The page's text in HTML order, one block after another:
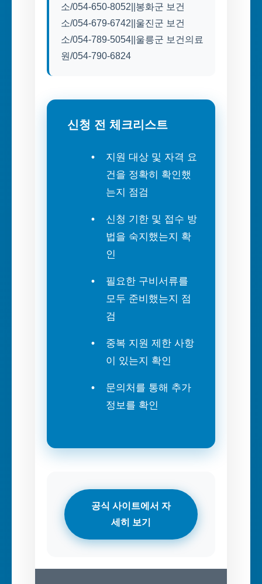
소/054-650-8052||봉화군 보건
소/054-679-6742||울진군 보건
소/054-789-5054||울릉군 보건의료
원/054-790-6824
신청 전 체크리스트
지원 대상 및 자격 요
건을 정확히 확인했
는지 점검
신청 기한 및 접수 방
법을 숙지했는지 확
인
필요한 구비서류를
모두 준비했는지 점
검
중복 지원 제한 사항
이 있는지 확인
문의처를 통해 추가
정보를 확인
공식 사이트에서 자
세히 보기